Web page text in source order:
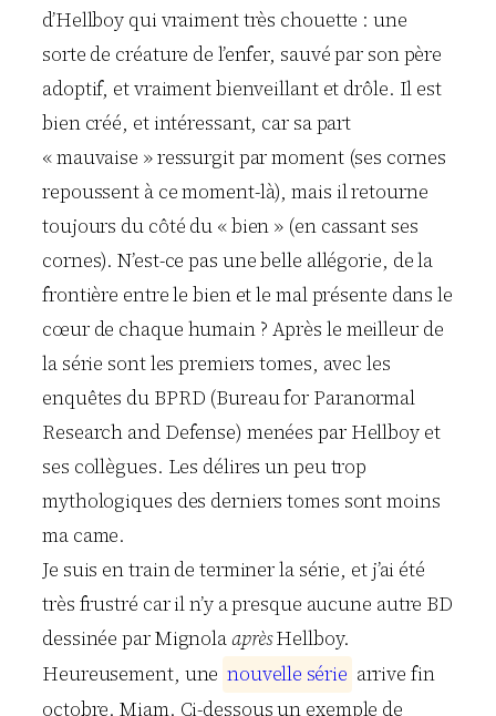
d’Hellboy qui vraiment très chouette : une
sorte de créature de l’enfer, sauvé par son père
adoptif, et vraiment bienveillant et drôle. Il est
bien créé, et intéressant, car sa part
« mauvaise » ressurgit par moment (ses cornes
repoussent à ce moment-là), mais il retourne
toujours du côté du « bien » (en cassant ses
cornes). N’est-ce pas une belle allégorie, de la
frontière entre le bien et le mal présente dans le
cœur de chaque humain ? Après le meilleur de
la série sont les premiers tomes, avec les
enquêtes du BPRD (Bureau for Paranormal
Research and Defense) menées par Hellboy et
ses collègues. Les délires un peu trop
mythologiques des derniers tomes sont moins
ma came.
Je suis en train de terminer la série, et j’ai été
très frustré car il n’y a presque aucune autre BD
dessinée par MignolaaprèsHellboy.
Heureusement, une nouvelle série arrive fin
octobre. Miam. Ci-dessous un exemple de